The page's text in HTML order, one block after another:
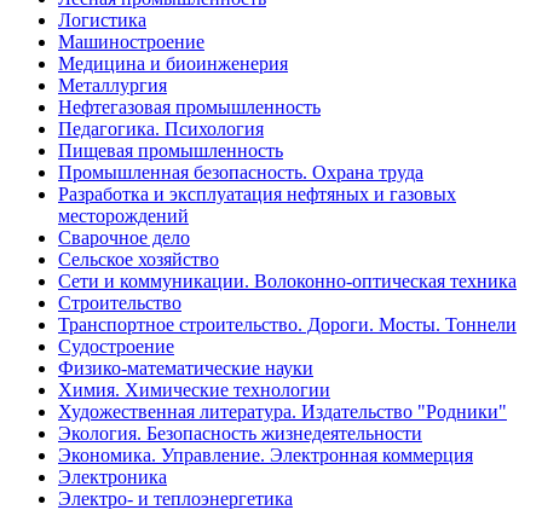
Логистика
Машиностроение
Медицина и биоинженерия
Металлургия
Нефтегазовая промышленность
Педагогика. Психология
Пищевая промышленность
Промышленная безопасность. Охрана труда
Разработка и эксплуатация нефтяных и газовых
месторождений
Сварочное дело
Сельское хозяйство
Сети и коммуникации. Волоконно-оптическая техника
Строительство
Транспортное строительство. Дороги. Мосты. Тоннели
Судостроение
Физико-математические науки
Химия. Химические технологии
Художественная литература. Издательство "Родники"
Экология. Безопасность жизнедеятельности
Экономика. Управление. Электронная коммерция
Электроника
Электро- и теплоэнергетика